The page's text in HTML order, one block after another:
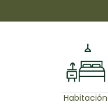
Habitación